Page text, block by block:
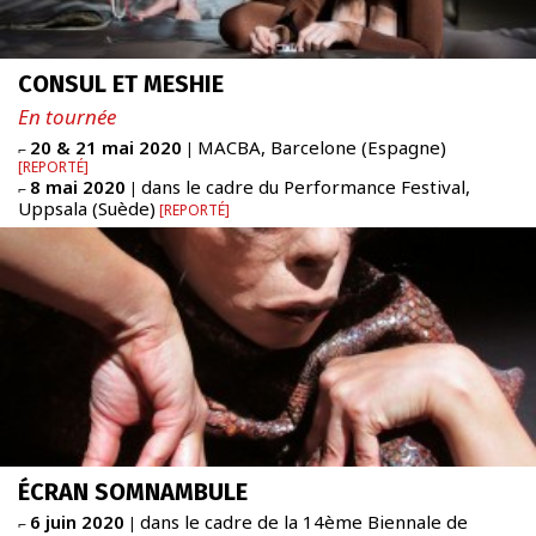
CONSUL ET MESHIE
En tournée
⌐ 20 & 21 mai 2020 | MACBA, Barcelone (Espagne)
REPORTÉ
⌐ 8 mai 2020 | dans le cadre du Performance Festival,
Uppsala (Suède) REPORTÉ
ÉCRAN SOMNAMBULE
⌐ 6 juin 2020 | dans le cadre de la 14ème Biennale de